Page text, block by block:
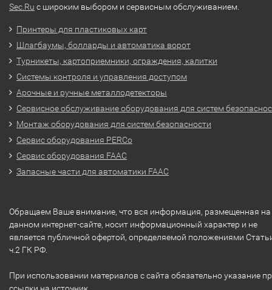
Sec.Ru с широким выбором и сервисным обслуживанием.
Принтеры для пластиковых карт
Шлагбаумы, болларды и автоматика ворот
Турникеты, картоприемники, ограждения, калитки
Системы контроля и управления доступом
Арочные и ручные металлодетекторы
Сервисное обслуживание оборудования для систем
Монтаж оборудования для систем безопасности
Сервис оборудования PERCo
Сервис оборудования FAAC
Запасные части для автоматики FAAC
Обращаем Ваше внимание, что вся информация, размещенная на
данном интернет-сайте, носит информационный характер и не
является публичной офертой, определяемой положениями
ч.2 ГК РФ.
При использовании материалов с сайта обязательно указание